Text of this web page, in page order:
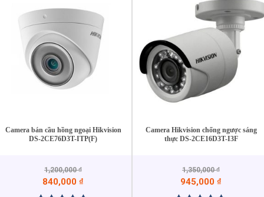
Camera bán cầu hồng ngoại Hikvision
DS-2CE76D3T-ITP(F)
1,200,000₫
840,000 ₫
Camera Hikvision chống ngược sáng
thực DS-2CE16D3T-I3F
1,350,000₫
945,000 ₫